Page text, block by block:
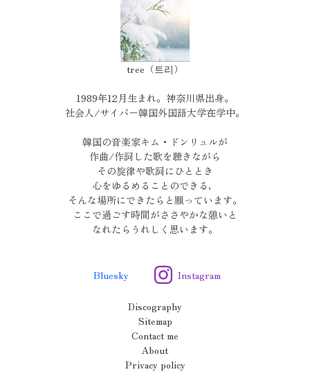
tree（트리）
1989年12月生まれ。神奈川県出身。
社会人/サイバー韓国外国語大学在学中。
韓国の音楽家キム・ドンリュルが
作曲/作詞した歌を聴きながら
その旋律や歌詞にひととき
心をゆるめることのできる，
そんな場所にできたらと願っています。
ここで過ごす時間がささやかな憩いと
なれたらうれしく思います。
Bluesky Instagram
Discography
Sitemap
Contact me
About
Privacy policy